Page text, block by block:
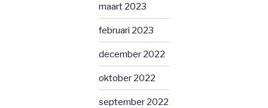
maart 2023
februari 2023
december 2022
oktober 2022
september 2022